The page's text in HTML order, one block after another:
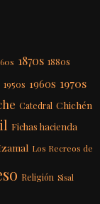
1870s 1880s
1950s 1960s 1970s
Catedral Chichén
Fichas hacienda
Los Recreos de
Religión Sisal